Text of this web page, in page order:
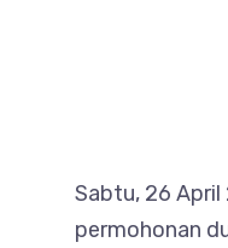
Sabtu, 26
permohonan